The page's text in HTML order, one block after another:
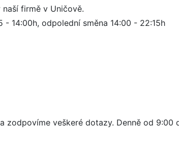
firmě v Uničově.
14:00h, odpolední směna 14:00 - 22:15h
veškeré dotazy. Denně od 9:00